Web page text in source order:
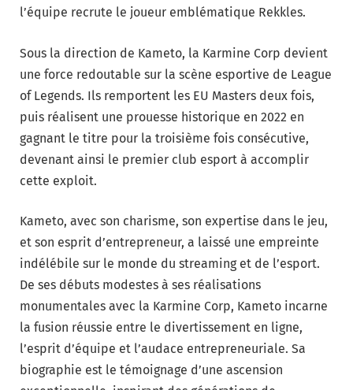
l’équipe recrute le joueur emblématique Rekkles.
Sous la direction de Kameto, la Karmine Corp devient
une force redoutable sur la scène esportive de League
of Legends. Ils remportent les EU Masters deux fois,
puis réalisent une prouesse historique en 2022 en
gagnant le titre pour la troisième fois consécutive,
devenant ainsi le premier club esport à accomplir
cette exploit.
Kameto, avec son charisme, son expertise dans le jeu,
et son esprit d’entrepreneur, a laissé une empreinte
indélébile sur le monde du streaming et de l’esport.
De ses débuts modestes à ses réalisations
monumentales avec la Karmine Corp, Kameto incarne
la fusion réussie entre le divertissement en ligne,
l’esprit d’équipe et l’audace entrepreneuriale. Sa
biographie est le témoignage d’une ascension